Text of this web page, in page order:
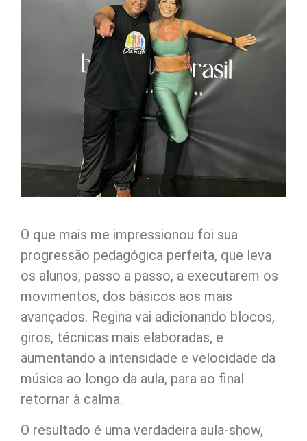
O que mais me impressionou foi sua
progressão pedagógica perfeita, que leva
os alunos, passo a passo, a executarem os
movimentos, dos básicos aos mais
avançados. Regina vai adicionando blocos,
giros, técnicas mais elaboradas, e
aumentando a intensidade e velocidade da
música ao longo da aula, para ao final
retornar à calma.
O resultado é uma verdadeira aula-show,